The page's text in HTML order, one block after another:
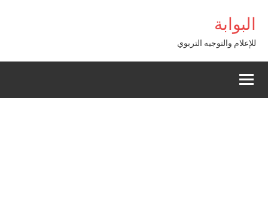
contenu
البوابة
للإعلام والتوجيه التربوي